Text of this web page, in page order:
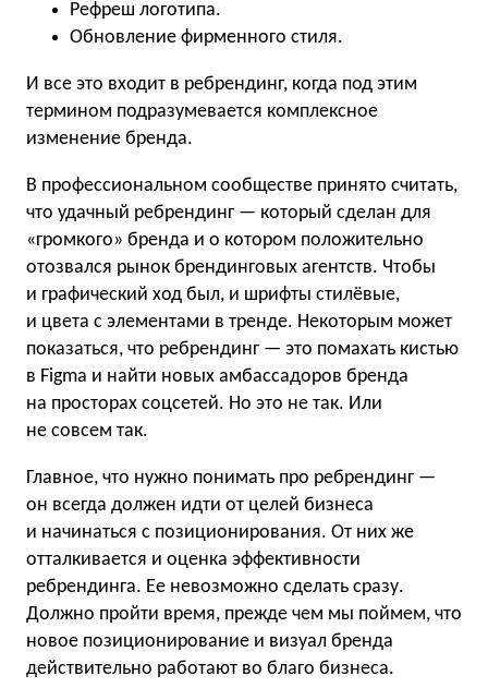
Рефреш логотипа.
Обновление фирменного стиля.
И все это входит в ребрендинг, когда под этим
термином подразумевается комплексное
изменение бренда.
В профессиональном сообществе принято считать,
что удачный ребрендинг — который сделан для
«громкого» бренда и о котором положительно
отозвался рынок брендинговых агентств. Чтобы
и графический ход был, и шрифты стилёвые,
и цвета с элементами в тренде. Некоторым может
показаться, что ребрендинг — это помахать кистью
в Figma и найти новых амбассадоров бренда
на просторах соцсетей. Но это не так. Или
не совсем так.
Главное, что нужно понимать про ребрендинг —
он всегда должен идти от целей бизнеса
и начинаться с позиционирования. От них же
отталкивается и оценка эффективности
ребрендинга. Ее невозможно сделать сразу.
Должно пройти время, прежде чем мы поймем, что
новое позиционирование и визуал бренда
действительно работают во благо бизнеса.